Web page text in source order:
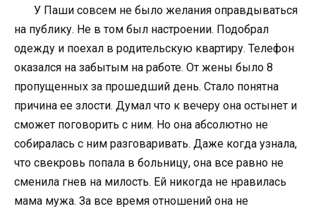
У Паши совсем не было желания оправдываться
на публику. Не в том был настроении. Подобрал
одежду и поехал в родительскую квартиру. Телефон
оказался на забытым на работе. От жены было 8
пропущенных за прошедший день. Стало понятна
причина ее злости. Думал что к вечеру она остынет и
сможет поговорить с ним. Но она абсолютно не
собиралась с ним разговаривать. Даже когда узнала,
что свекровь попала в больницу, она все равно не
сменила гнев на милость. Ей никогда не нравилась
мама мужа. За все время отношений она не